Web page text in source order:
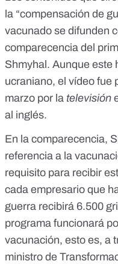
la “compensación de
vacunado se difunden
comparecencia del
Shmyhal. Aunque este
ucraniano, el vídeo fue
marzo por la televisión
al inglés.
En la comparecencia,
referencia a la
requisito para recibir
cada empresario que
guerra recibirá 6.500
programa funcionará
vacunación, esto es, a
ministro de